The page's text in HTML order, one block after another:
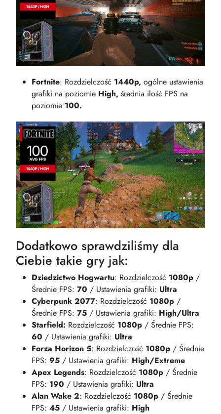
Fortnite: Rozdzielczość 1440p, ogólne ustawienia
grafiki na poziomie High, średnia ilość FPS na
poziomie 100.
Dodatkowo sprawdziliśmy dla
Ciebie takie gry jak:
Dziedzictwo Hogwartu: Rozdzielczość 1080p /
Średnie FPS: 70 / Ustawienia grafiki: ​Ultra
Cyberpunk 2077: Rozdzielczość 1080p /
Średnie FPS: 75 / Ustawienia grafiki: ​High/Ultra
Starfield: Rozdzielczość 1080p / Średnie FPS:
60 / Ustawienia grafiki: ​Ultra
Forza Horizon 5: Rozdzielczość 1080p / Średnie
FPS: 95 / Ustawienia grafiki: High/Extreme
Apex Legends: Rozdzielczość 1080p / Średnie
FPS: 190 / Ustawienia grafiki: Ultra
Alan Wake 2: Rozdzielczość 1080p / Średnie
FPS: 45 / Ustawienia grafiki: High